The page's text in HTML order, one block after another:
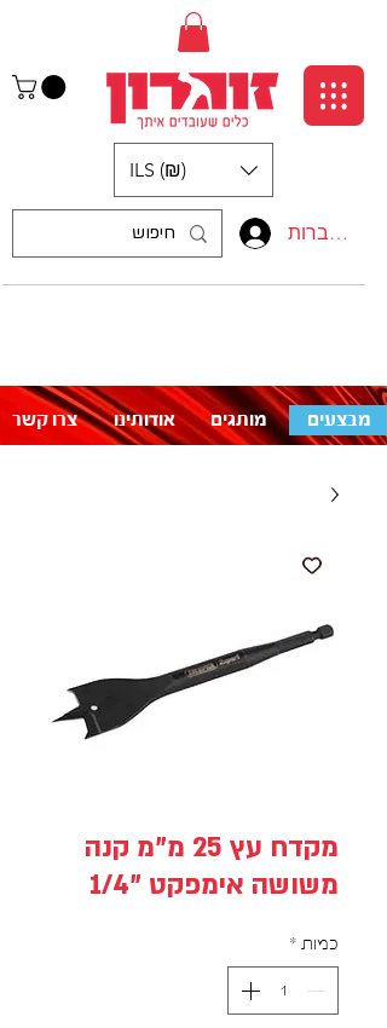
צרו קשר אודותינו מותגים מבצעים
התחברות
ILS (₪)
מקדח עץ 25 מ"מ קנה
משושה אימפקט "1/4
כמות *